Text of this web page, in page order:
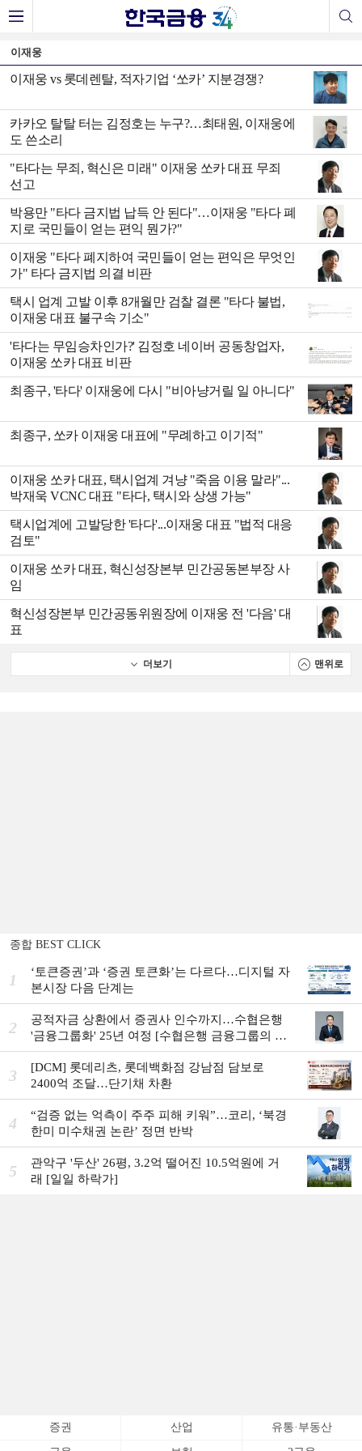
이재웅
이재웅 vs 롯데렌탈, 적자기업 ‘쏘카’ 지분경쟁?
카카오 탈탈 터는 김정호는 누구?…최태원, 이재웅에
도 쓴소리
"타다는 무죄, 혁신은 미래" 이재웅 쏘카 대표 무죄
선고
박용만 "타다 금지법 납득 안 된다"…이재웅 "타다 폐
지로 국민들이 얻는 편익 뭔가?"
이재웅 "타다 폐지하여 국민들이 얻는 편익은 무엇인
가" 타다 금지법 의결 비판
택시 업계 고발 이후 8개월만 검찰 결론 "타다 불법,
이재웅 대표 불구속 기소"
'타다는 무임승차인가?' 김정호 네이버 공동창업자,
이재웅 쏘카 대표 비판
최종구, '타다' 이재웅에 다시 "비아냥거릴 일 아니다"
최종구, 쏘카 이재웅 대표에 "무례하고 이기적"
이재웅 쏘카 대표, 택시업계 겨냥 "죽음 이용 말라"...
박재욱 VCNC 대표 "타다, 택시와 상생 가능"
택시업계에 고발당한 '타다'...이재웅 대표 "법적 대응
검토"
이재웅 쏘카 대표, 혁신성장본부 민간공동본부장 사
임
혁신성장본부 민간공동위원장에 이재웅 전 '다음' 대
표
더보기 맨위로
종합 BEST CLICK
1
‘토큰증권’과 ‘증권 토큰화’는 다르다…디지털 자
본시장 다음 단계는
2
공적자금 상환에서 증권사 인수까지…수협은행
'금융그룹화' 25년 여정 [수협은행 금융그룹의 꿈
①]
3
[DCM] 롯데리츠, 롯데백화점 강남점 담보로
2400억 조달…단기채 차환
4
“검증 없는 억측이 주주 피해 키워”…코리, ‘북경
한미 미수채권 논란’ 정면 반박
5
관악구 '두산' 26평, 3.2억 떨어진 10.5억원에 거
래 [일일 하락가]
증권 산업 유통·부동산